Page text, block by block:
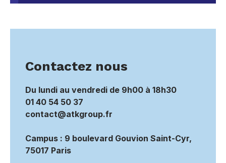
Contactez nous
Du lundi au vendredi de 9h00 à 18h30
01 40 54 50 37
contact@atkgroup.fr
Campus : 9 boulevard Gouvion Saint-Cyr,
75017 Paris